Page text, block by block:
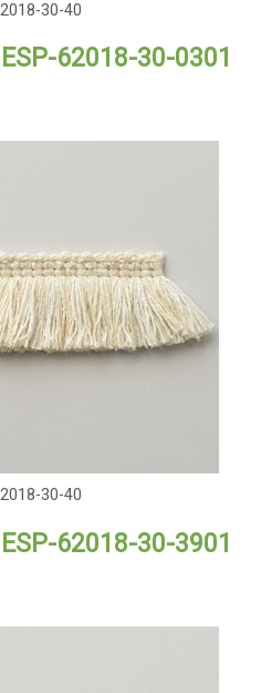
30-40
62018-30-0301
30-40
62018-30-3901